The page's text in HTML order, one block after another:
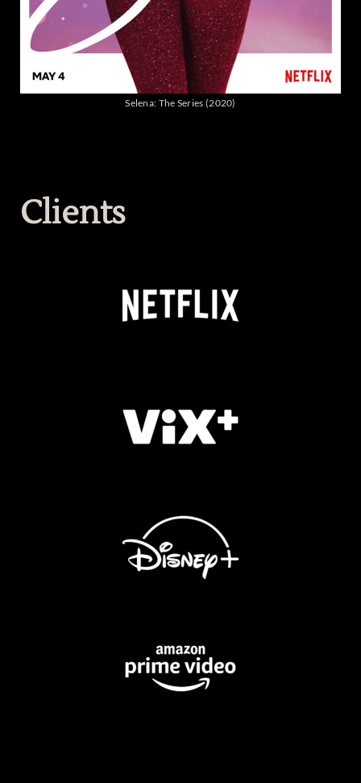
La Flor Más Bella (2023)
Clients